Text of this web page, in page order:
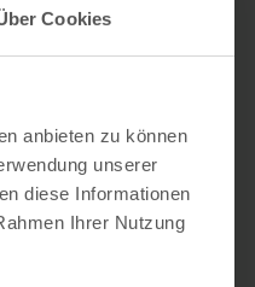
Cookies
anbieten zu können
unserer
diese Informationen
Ihrer Nutzung